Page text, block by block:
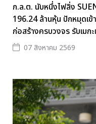
ก.ล.ต. นับหนึ่งไฟลิ่ง
196.24 ล้านหุ้น ปักหมุดเ
ก่อสร้างครบวงจร รับเมกะ
07 สิงหาคม 2569